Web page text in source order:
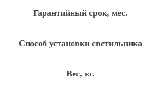
Гарантийный срок, мес.
Способ установки светильника
Вес, кг.